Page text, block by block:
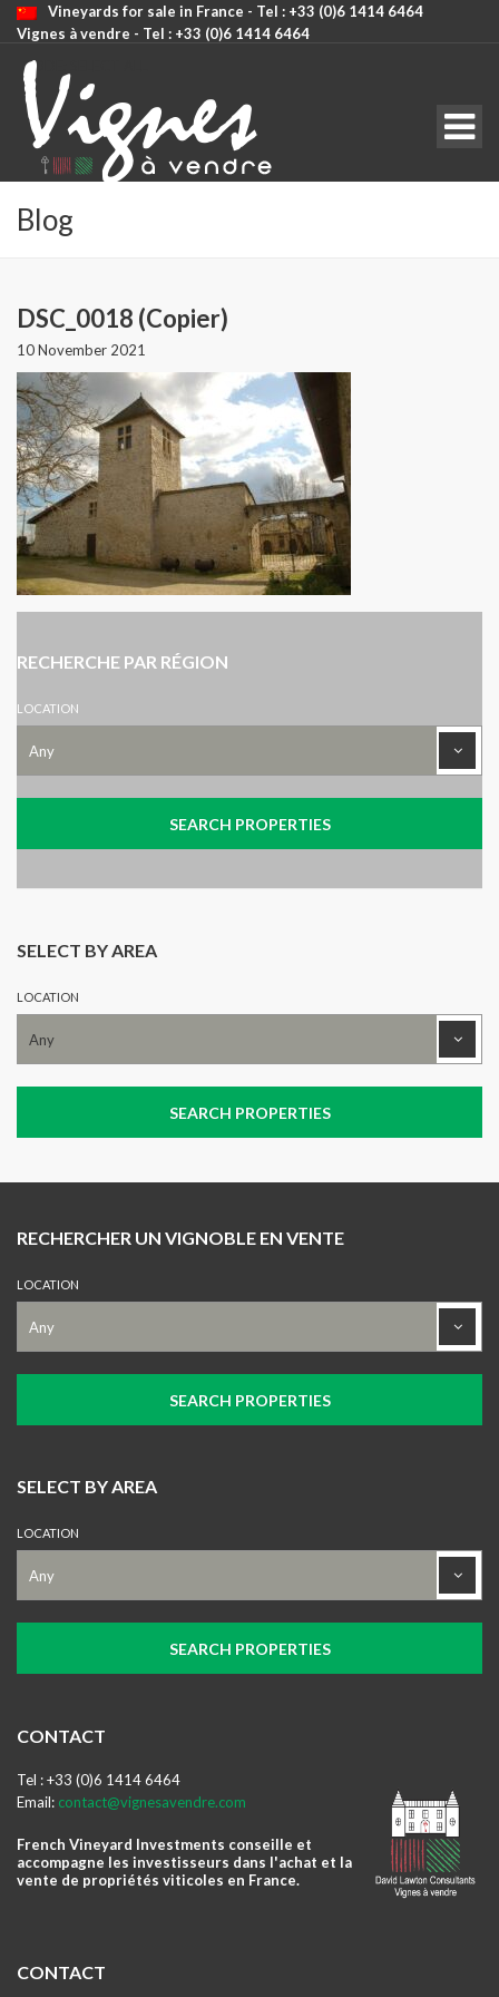
Vineyards for sale in France - Tel : +33 (0)6 1414 6464
Vignes à vendre - Tel : +33 (0)6 1414 6464
CODE: SELECT ALL
Blog
DSC_0018 (Copier)
10 November 2021
RECHERCHE PAR RÉGION
LOCATION
SELECT BY AREA
LOCATION
RECHERCHER UN VIGNOBLE EN VENTE
LOCATION
SELECT BY AREA
LOCATION
CONTACT
Tel : +33 (0)6 1414 6464
Email: contact@vignesavendre.com
French Vineyard Investments conseille et
accompagne les investisseurs dans l'achat et la
vente de propriétés viticoles en France.
CONTACT